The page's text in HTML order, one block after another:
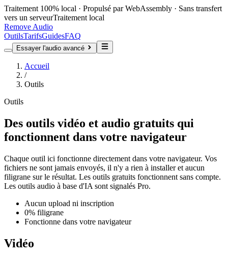
Traitement 100% local · Propulsé par WebAssembly · Sans transfert
vers un serveurTraitement local
Remove Audio
OutilsTarifsGuidesFAQ
Essayer l'audio avancé
Accueil
/
Outils
Outils
Des outils vidéo et audio gratuits qui
fonctionnent dans votre navigateur
Chaque outil ici fonctionne directement dans votre navigateur. Vos
fichiers ne sont jamais envoyés, il n'y a rien à installer et aucun
filigrane sur le résultat. Les outils gratuits fonctionnent sans compte.
Les outils audio à base d'IA sont signalés Pro.
Aucun upload ni inscription
0% filigrane
Fonctionne dans votre navigateur
Vidéo